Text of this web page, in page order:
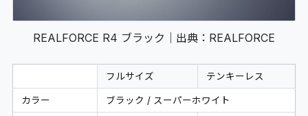
REALFORCE R4 ブラック｜出典：REALFORCE
フルサイズ テンキーレス
カラー ブラック / スーパーホワイト